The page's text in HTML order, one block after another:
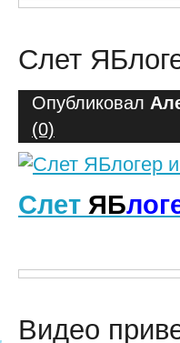
Слет
Опубликовал
(0)
Слет ЯБл
Видео